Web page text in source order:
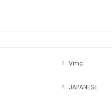
Vmc
JAPANESE